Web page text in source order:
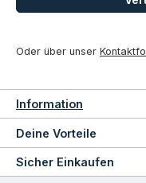
Oder über unser
Information
Deine Vorteile
Sicher Einkaufen